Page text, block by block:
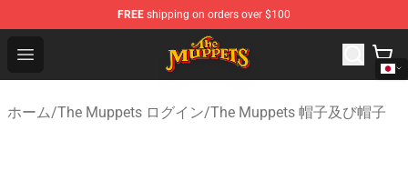
FREE shipping on orders over $100
Open menu
The Muppets Store - Official The Muppets Merchandise
ホーム/The Muppets ログイン/The Muppets 帽子及び帽子